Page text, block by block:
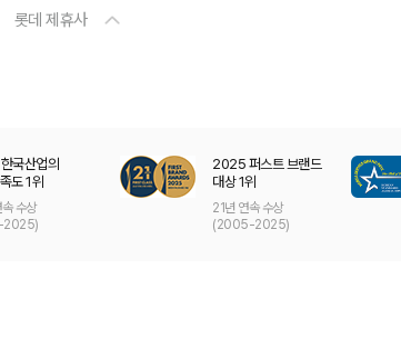
롯데 제휴사
롯데푸드
통부문
데백화점
국산업의
도 1위
수상
2025)
2025 퍼스트 브랜드
대상 1위
21년 연속 수상
(2005-2025)